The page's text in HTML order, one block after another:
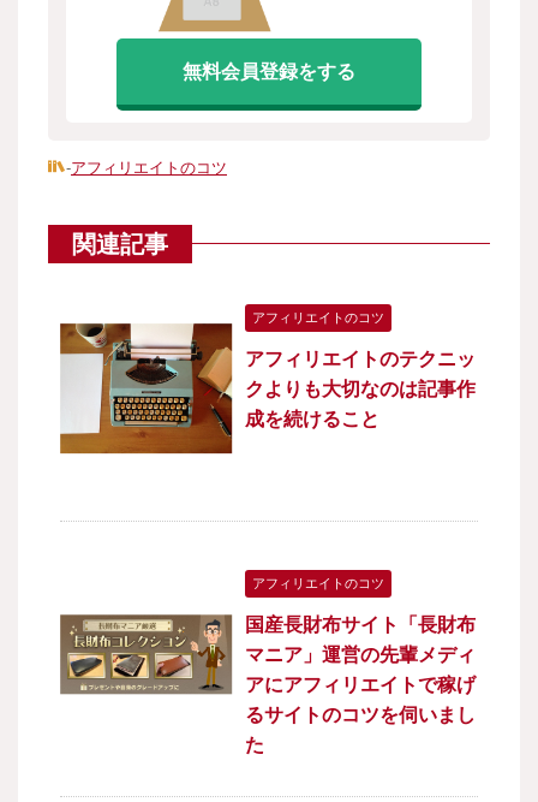
無料会員登録をする
-アフィリエイトのコツ
関連記事
アフィリエイトのコツ
アフィリエイトのテクニッ
クよりも大切なのは記事作
成を続けること
アフィリエイトのコツ
国産長財布サイト「長財布
マニア」運営の先輩メディ
アにアフィリエイトで稼げ
るサイトのコツを伺いまし
た